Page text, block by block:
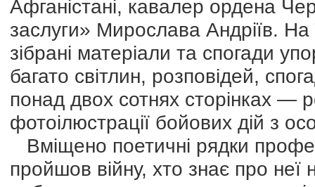
Афганістані, кавалер ордена
заслуги» Мирослава Андріїв.
зібрані матеріали та спогади
багато світлин, розповідей,
понад двох сотнях сторінках —
фотоілюстрації бойових дій з
Вміщено поетичні рядки
пройшов війну, хто знає про